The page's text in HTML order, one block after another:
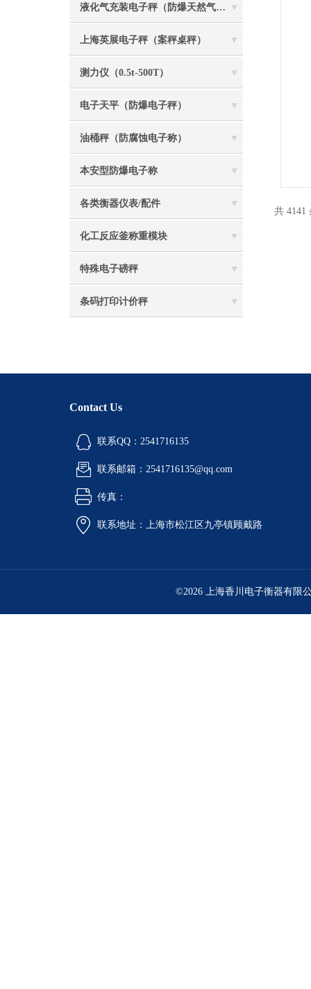
液化气充装电子秤（防爆天然气灌装称）
上海英展电子秤（案秤桌秤）
测力仪（0.5t-500T）
电子天平（防爆电子秤）
油桶秤（防腐蚀电子称）
本安型防爆电子称
各类衡器仪表/配件
化工反应釜称重模块
特殊电子磅秤
条码打印计价秤
共 4141
Contact Us
联系QQ：2541716135
联系邮箱：2541716135@qq.com
传真：
联系地址：上海市松江区九亭镇顾戴路
©2026 上海香川电子衡器有限